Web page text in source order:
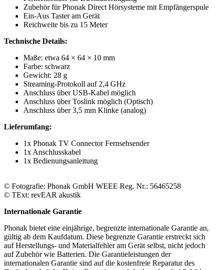
Zubehör für Phonak Direct Hörsysteme mit Empfängerspule
Ein-Aus Taster am Gerät
Reichweite bis zu 15 Meter
Technische Details:
Maße: etwa 64 × 64 × 10 mm
Farbe: schwarz
Gewicht: 28 g
Streaming-Protokoll auf 2,4 GHz
Anschluss über USB-Kabel möglich
Anschluss über Toslink möglich (Optisch)
Anschluss über 3,5 mm Klinke (analog)
Lieferumfang:
1x Phonak TV Connector Fernsehsender
1x Anschlusskabel
1x Bedienungsanleitung
© Fotografie: Phonak GmbH WEEE Reg. Nr.: 56465258
© TExt: revEAR akustik
Internationale Garantie
Phonak bietet eine einjährige, begrenzte internationale Garantie an,
gültig ab dem Kaufdatum. Diese begrenzte Garantie erstreckt sich
auf Herstellungs- und Materialfehler am Gerät selbst, nicht jedoch
auf Zubehör wie Batterien. Die Garantieleistungen der
internationalen Garantie sind auf die kostenfreie Reparatur des